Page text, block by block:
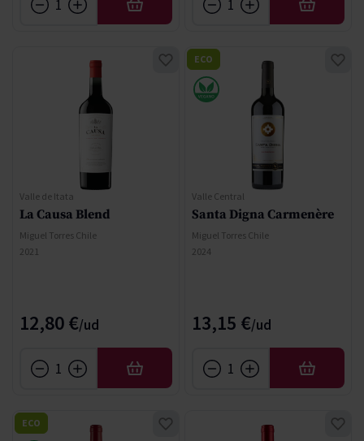
AÑADIR AÑADIR
Valle de Itata
La Causa Blend
Miguel Torres Chile
2021
12,80 €
AÑADIR
Valle Central
Santa Digna Carmenère
Miguel Torres Chile
2024
13,15 €
ECO
AÑADIR
ECO